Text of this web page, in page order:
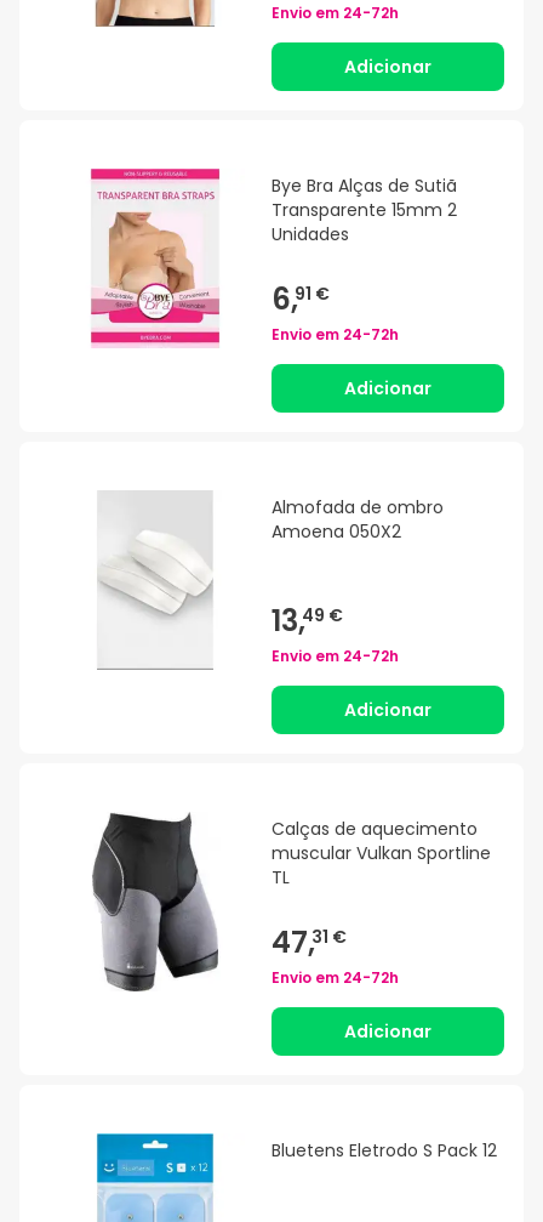
Envio em 24-72h
Adicionar
Bye Bra Alças de Sutiã
Transparente 15mm 2
Unidades
6,91 €
Envio em 24-72h
Adicionar
Almofada de ombro
Amoena 050X2
13,49 €
Envio em 24-72h
Adicionar
Calças de aquecimento
muscular Vulkan Sportline
TL
47,31 €
Envio em 24-72h
Adicionar
Bluetens Eletrodo S Pack 12